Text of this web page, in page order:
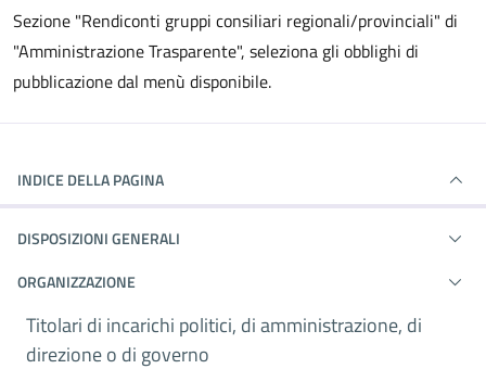
Sezione "Rendiconti gruppi consiliari regionali/provinciali" di
"Amministrazione Trasparente", seleziona gli obblighi di
pubblicazione dal menù disponibile.
INDICE DELLA PAGINA
DISPOSIZIONI GENERALI
ORGANIZZAZIONE
Titolari di incarichi politici, di amministrazione, di
direzione o di governo